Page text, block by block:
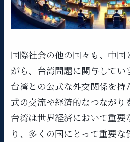
国際社会の他の国々も、中国
がら、台湾問題に関与してい
台湾との公式な外交関係を持
式の交流や経済的なつながり
台湾は世界経済において重要
り、多くの国にとって重要